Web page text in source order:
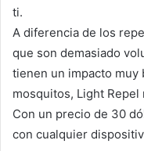
ti.
A diferencia de los
que son demasiado
tienen un impacto muy
mosquitos, Light Repel
Con un precio de 30
con cualquier